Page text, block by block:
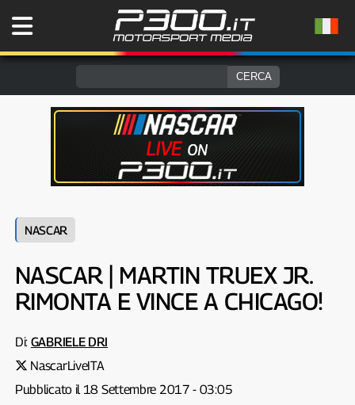
NASCAR
NASCAR | MARTIN TRUEX JR.
RIMONTA E VINCE A CHICAGO!
Di: GABRIELE DRI
NascarLiveITA
Pubblicato il 18 Settembre 2017 - 03:05